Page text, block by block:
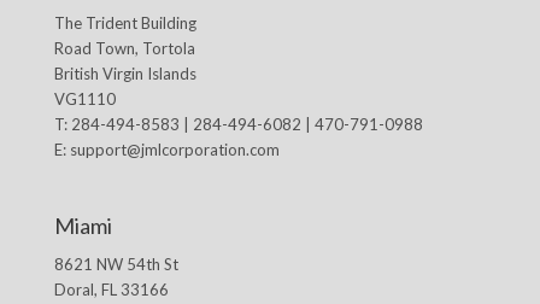
The Trident Building
Road Town, Tortola
British Virgin Islands
VG1110
T: 284-494-8583 | 284-494-6082 | 470-791-0988
E: support@jmlcorporation.com
Miami
8621 NW 54th St
Doral, FL 33166